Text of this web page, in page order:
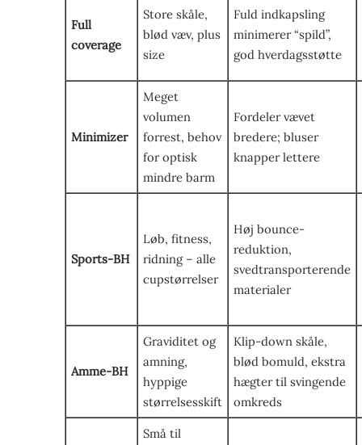
Full
coverage
Store skåle,
blød væv, plus
size
Fuld indkapsling
minimerer “spild”,
god hverdagsstøtte
Minimizer
Meget
volumen
forrest, behov
for optisk
mindre barm
Fordeler vævet
bredere; bluser
knapper lettere
Sports-BH
Løb, fitness,
ridning – alle
cupstørrelser
Høj bounce-
reduktion,
svedtransporterende
materialer
Amme-BH
Graviditet og
amning,
hyppige
størrelsesskift
Klip-down skåle,
blød bomuld, ekstra
hægter til svingende
omkreds
Små til